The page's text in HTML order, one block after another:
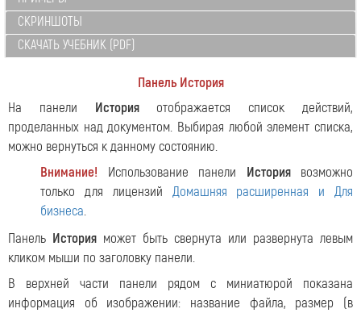
СКРИНШОТЫ
СКАЧАТЬ УЧЕБНИК (PDF)
Панель История
На панели Историяотображается список действий,
проделанных над документом. Выбирая любой элемент списка,
можно вернуться к данному состоянию.
Внимание! Использование панели Историявозможно
только для лицензий Домашняя расширенная и Для
бизнеса.
Панель История может быть свернута или развернута левым
кликом мыши по заголовку панели.
В верхней части панели рядом с миниатюрой показана
информация об изображении: название файла, размер (в